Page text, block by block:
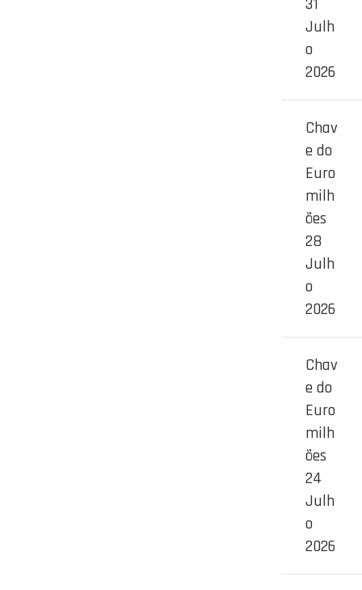
Julh
o
2026
Chav
e do
Euro
milh
ões
28
Julh
o
2026
Chav
e do
Euro
milh
ões
24
Julh
o
2026